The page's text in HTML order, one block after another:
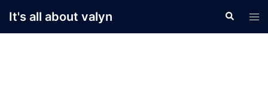
It's all about valyn Search